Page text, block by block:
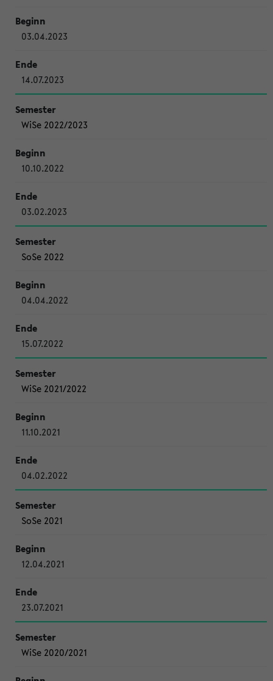
03.04.2023
14.07.2023
WiSe 2022/2023
10.10.2022
03.02.2023
SoSe 2022
04.04.2022
15.07.2022
WiSe 2021/2022
11.10.2021
04.02.2022
SoSe 2021
12.04.2021
23.07.2021
WiSe 2020/2021